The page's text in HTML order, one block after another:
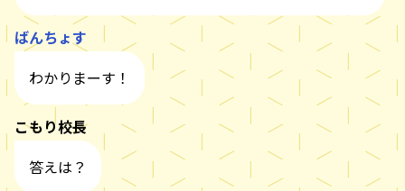
ばんちょす
わかりまーす！
こもり校長
答えは？